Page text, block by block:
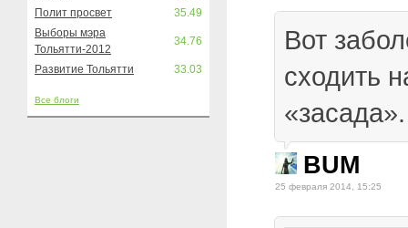
Полит просвет
35.49
Выборы мэра
Тольятти-2012
34.76
Развитие Тольятти 33.03
Все блоги
Вот
сходить
«засада».
BUM
25 февраля 2014, 15:25